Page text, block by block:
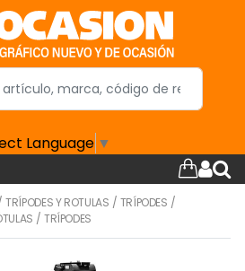
Language ▼
TRÍPODES Y ROTULAS / TRÍPODES /
/ TRÍPODES